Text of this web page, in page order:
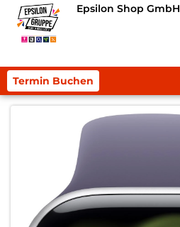
Epsilon Shop GmbH
Termin Buchen